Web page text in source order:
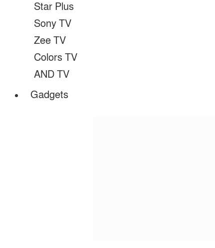
Star Plus
Sony TV
Zee TV
Colors TV
AND TV
Gadgets